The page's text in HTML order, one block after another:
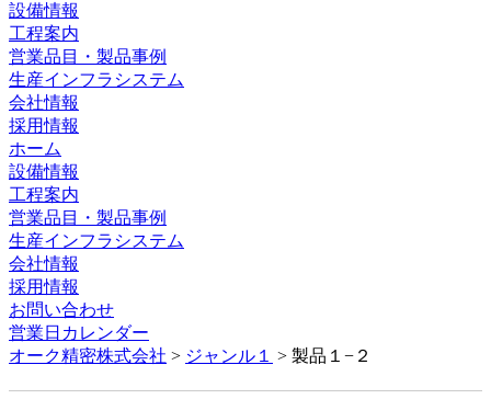
設備情報
工程案内
営業品目・製品事例
生産インフラシステム
会社情報
採用情報
ホーム
設備情報
工程案内
営業品目・製品事例
生産インフラシステム
会社情報
採用情報
お問い合わせ
営業日カレンダー
オーク精密株式会社 > ジャンル１ > 製品１−２